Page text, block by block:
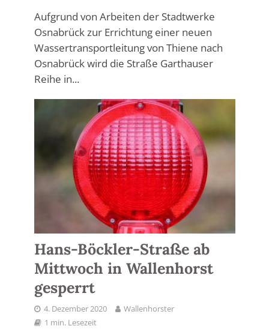
Aufgrund von Arbeiten der Stadtwerke
Osnabrück zur Errichtung einer neuen
Wassertransportleitung von Thiene nach
Osnabrück wird die Straße Garthauser
Reihe in...
Hans-Böckler-Straße ab
Mittwoch in Wallenhorst
gesperrt
4. Dezember 2020
Wallenhorster
1 min. Lesezeit